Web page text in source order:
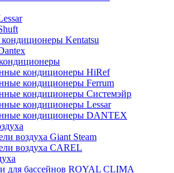
Kentatsu
кондиционеры HiRef
кондиционеры Ferrum
кондиционеры Системэйр
кондиционеры Lessar
кондиционеры DANTEX
воздуха Giant Steam
воздуха CAREL
для бассейнов ROYAL CLIMA